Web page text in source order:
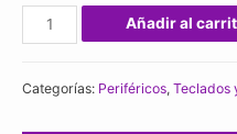
Teclado
alloy
cantidad
Añadir al
Categorías: Periféricos, Teclados